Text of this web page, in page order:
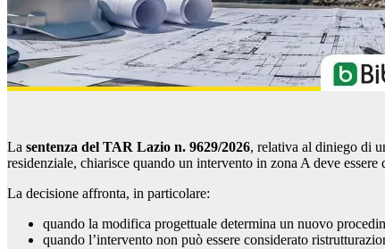
La sentenza del TAR Lazio n. 9629/2026, relativa al diniego di
residenziale, chiarisce quando un intervento in zona A deve
La decisione affronta, in particolare:
quando la modifica progettuale determina un nuovo
quando l’intervento non può essere considerato